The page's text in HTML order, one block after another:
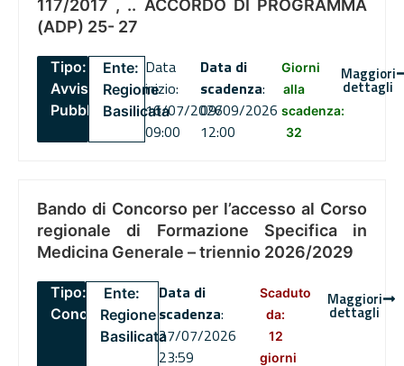
117/2017 , .. ACCORDO DI PROGRAMMA
(ADP) 25- 27
Tipo:
Avviso
Pubblico
Ente:
Regione
Basilicata
Data
inizio:
16/07/2026
09:00
Data di
scadenza:
09/09/2026
12:00
Giorni
alla
scadenza:
32
Maggiori
dettagli
Bando di Concorso per l’accesso al Corso
regionale di Formazione Specifica in
Medicina Generale – triennio 2026/2029
Tipo:
Concorsi
Ente:
Regione
Basilicata
Data di
scadenza:
27/07/2026
23:59
Scaduto
da:
12
giorni
Maggiori
dettagli